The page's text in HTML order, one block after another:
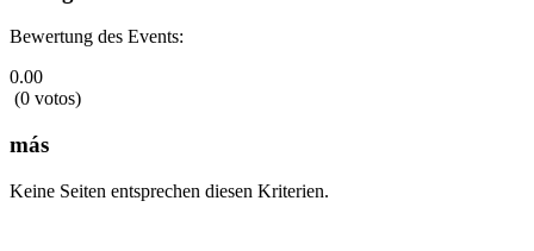
Bewertung des Events:
0.00
(0 votos)
más
Keine Seiten entsprechen diesen Kriterien.